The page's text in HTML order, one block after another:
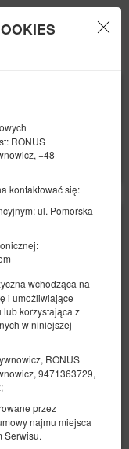
RONUS
+48
kontaktować się:
ul. Pomorska
wchodząca na
i umożliwiające
korzystająca z
w niniejszej
RONUS
9471363729,
przez
najmu miejsca
Serwisu.